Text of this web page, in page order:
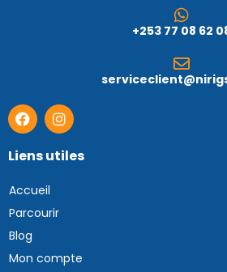
+253 77 08 62
Liens utiles
Accueil
Parcourir
Blog
Mon compte